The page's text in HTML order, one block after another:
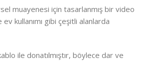
muayenesi için tasarlanmış bir video
kullanımı gibi çeşitli alanlarda
ile donatılmıştır, böylece dar ve